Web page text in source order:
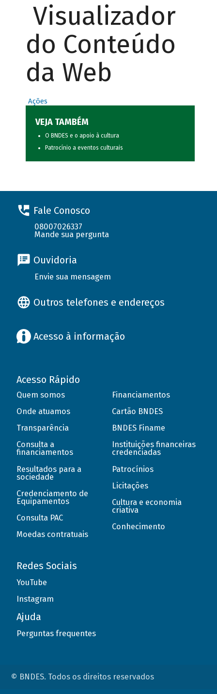
Visualizador
do Conteúdo
da Web
Ações
VEJA TAMBÉM
O BNDES e o apoio à cultura
Patrocínio a eventos culturais
Fale Conosco
08007026337
Mande sua pergunta
Ouvidoria
Envie sua mensagem
Outros telefones e endereços
Acesso à informação
Acesso Rápido
Quem somos
Onde atuamos
Transparência
Consulta a
financiamentos
Resultados para a
sociedade
Credenciamento de
Equipamentos
Consulta PAC
Moedas contratuais
Financiamentos
Cartão BNDES
BNDES Finame
Instituições financeiras
credenciadas
Patrocínios
Licitações
Cultura e economia
criativa
Conhecimento
Redes Sociais
YouTube
Instagram
Ajuda
Perguntas frequentes
© BNDES. Todos os direitos reservados